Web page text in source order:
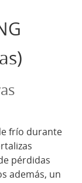
frío durante
pérdidas
además, un